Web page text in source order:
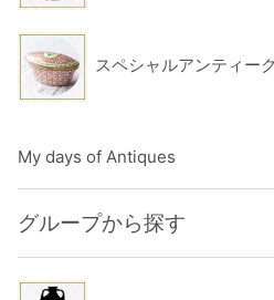
スペシャルアンティーク
My days of Antiques
グループから探す